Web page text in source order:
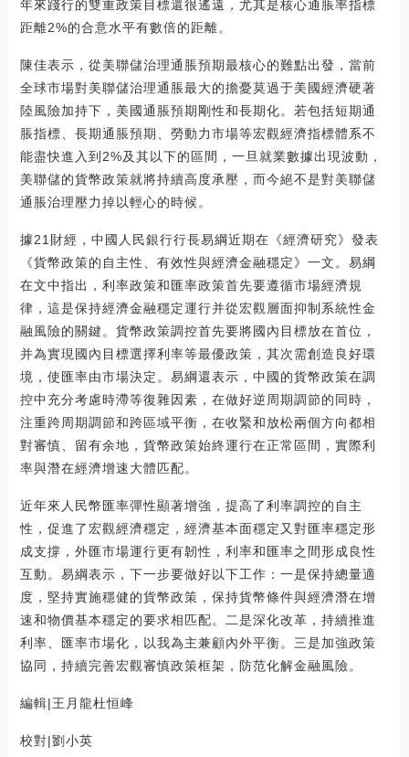
年來踐行的雙重政策目標還很遙遠，尤其是核心通脹率指標
距離2%的合意水平有數倍的距離。
陳佳表示，從美聯儲治理通脹預期最核心的難點出發，當前
全球市場對美聯儲治理通脹最大的擔憂莫過于美國經濟硬著
陸風險加持下，美國通脹預期剛性和長期化。若包括短期通
脹指標、長期通脹預期、勞動力市場等宏觀經濟指標體系不
能盡快進入到2%及其以下的區間，一旦就業數據出現波動，
美聯儲的貨幣政策就將持續高度承壓，而今絕不是對美聯儲
通脹治理壓力掉以輕心的時候。
據21財經，中國人民銀行行長易綱近期在《經濟研究》發表
《貨幣政策的自主性、有效性與經濟金融穩定》一文。易綱
在文中指出，利率政策和匯率政策首先要遵循市場經濟規
律，這是保持經濟金融穩定運行并從宏觀層面抑制系統性金
融風險的關鍵。貨幣政策調控首先要將國內目標放在首位，
并為實現國內目標選擇利率等最優政策，其次需創造良好環
境，使匯率由市場決定。易綱還表示，中國的貨幣政策在調
控中充分考慮時滯等復雜因素，在做好逆周期調節的同時，
注重跨周期調節和跨區域平衡，在收緊和放松兩個方向都相
對審慎、留有余地，貨幣政策始終運行在正常區間，實際利
率與潛在經濟增速大體匹配。
近年來人民幣匯率彈性顯著增強，提高了利率調控的自主
性，促進了宏觀經濟穩定，經濟基本面穩定又對匯率穩定形
成支撐，外匯市場運行更有韌性，利率和匯率之間形成良性
互動。易綱表示，下一步要做好以下工作：一是保持總量適
度，堅持實施穩健的貨幣政策，保持貨幣條件與經濟潛在增
速和物價基本穩定的要求相匹配。二是深化改革，持續推進
利率、匯率市場化，以我為主兼顧內外平衡。三是加強政策
協同，持續完善宏觀審慎政策框架，防范化解金融風險。
編輯|王月龍杜恒峰
校對|劉小英